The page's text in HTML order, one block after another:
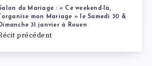
du Mariage : « Ce weekend-là,
mon Mariage » le Samedi 30 &
31 janvier à Rouen
précédent